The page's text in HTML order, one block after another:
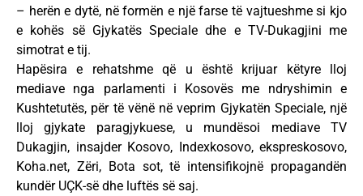
– herën e dytë, në formën e një farse të vajtueshme si kjo
e kohës së Gjykatës Speciale dhe e TV-Dukagjini me
simotrat e tij.
Hapësira e rehatshme që u është krijuar këtyre lloj
mediave nga parlamenti i Kosovës me ndryshimin e
Kushtetutës, për të vënë në veprim Gjykatën Speciale, një
lloj gjykate paragjykuese, u mundësoi mediave TV
Dukagjin, insajder Kosovo, Indexkosovo, ekspreskosovo,
Koha.net, Zëri, Bota sot, të intensifikojnë propagandën
kundër UÇK-së dhe luftës së saj.